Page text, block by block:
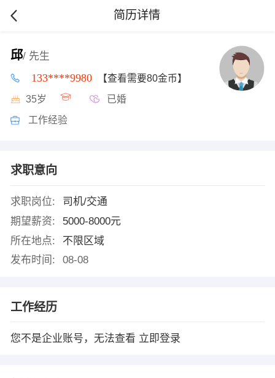
简历详情
邱/ 先生
133****9980 【查看需要80金币】
35岁 已婚
工作经验
求职意向
求职岗位:
司机/交通
期望薪资:
5000-8000元
所在地点:
不限区域
发布时间:
08-08
工作经历
您不是企业账号，无法查看 立即登录